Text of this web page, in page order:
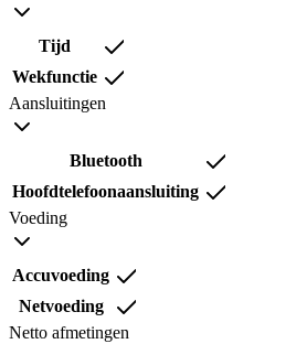
Tijd
Wekfunctie
Aansluitingen
Bluetooth
Hoofdtelefoonaansluiting
Voeding
Accuvoeding
Netvoeding
Netto afmetingen